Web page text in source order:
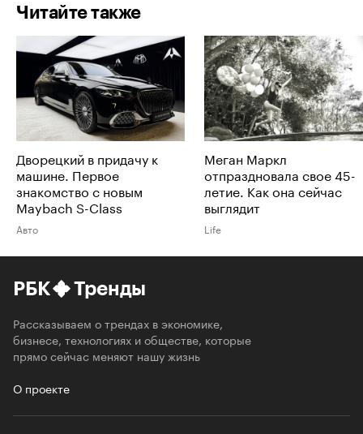
Читайте также
Дворецкий в придачу к
машине. Первое
знакомство с новым
Maybach S-Class
Авто
Меган Маркл
отпраздновала свое 45-
летие. Как она сейчас
выглядит
Life
РБК Тренды
Рассказываем о трендах в экономике,
бизнесе, технологиях и обществе, которые
прямо сейчас меняют нашу жизнь
О проекте